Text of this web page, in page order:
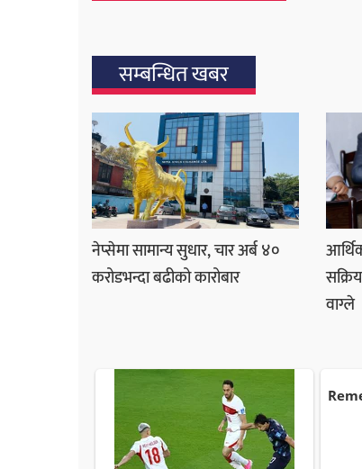
सम्बन्धित खबर
नेप्सेमा सामान्य सुधार, चार अर्ब ४०
करोडभन्दा बढीको कारोबार
वाग्ले